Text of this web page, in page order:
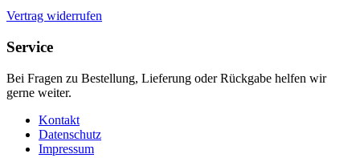
Vertrag widerrufen
Service
Bei Fragen zu Bestellung, Lieferung oder Rückgabe helfen wir
gerne weiter.
Kontakt
Datenschutz
Impressum